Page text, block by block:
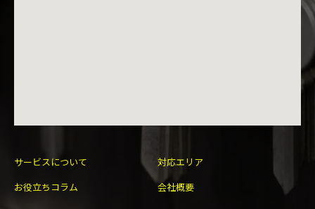
サービスについて
対応エリア
お役立ちコラム
会社概要